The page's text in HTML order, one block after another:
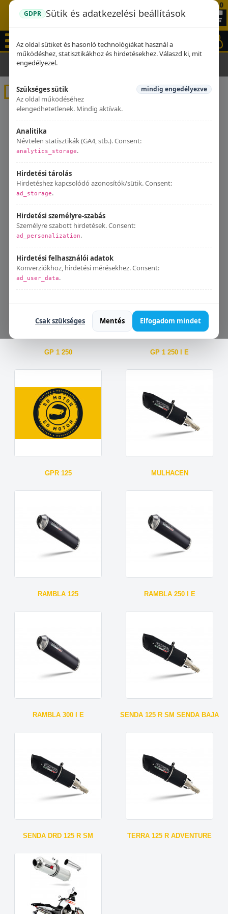
GDPR Sütik és adatkezelési beállítások
Az oldal sütiket és hasonló technológiákat használ a
működéshez, statisztikákhoz és hirdetésekhez. Válaszd ki, mit
engedélyezel.
Szükséges sütik
Az oldal működéséhez
elengedhetetlenek. Mindig aktívak.
mindig engedélyezve
Analitika
Névtelen statisztikák (GA4, stb.). Consent:
analytics_storage.
Hirdetési tárolás
Hirdetéshez kapcsolódó azonosítók/sütik. Consent:
ad_storage.
Hirdetési személyre-szabás
Személyre szabott hirdetések. Consent:
ad_personalization.
Hirdetési felhasználói adatok
Konverziókhoz, hirdetési mérésekhez. Consent:
ad_user_data.
Csak szükséges Mentés Elfogadom mindet
0
Kezdőlap Kipufogók
DERBI
CROSS CITY 125
GP 1 250 GP 1 250 I E
GPR 125 MULHACEN
RAMBLA 125 RAMBLA 250 I E
RAMBLA 300 I E SENDA 125 R SM SENDA BAJA
SENDA DRD 125 R SM TERRA 125 R ADVENTURE